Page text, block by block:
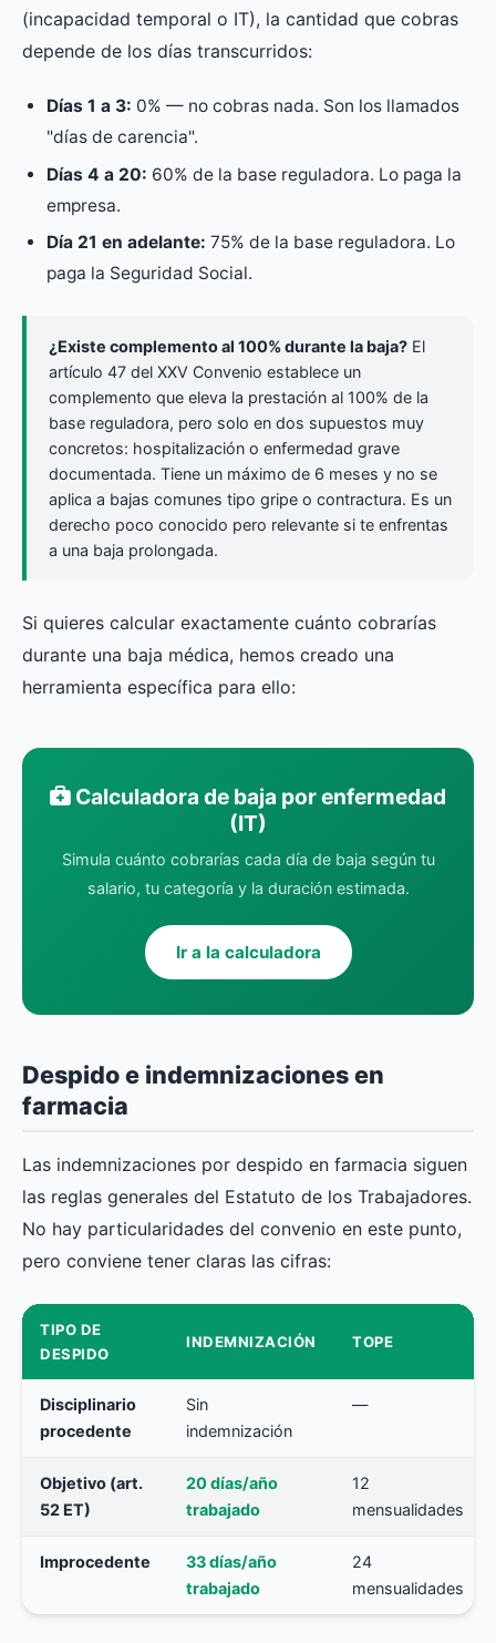
(incapacidad temporal o IT), la cantidad que cobras
depende de los días transcurridos:
Días 1 a 3: 0% — no cobras nada. Son los llamados
"días de carencia".
Días 4 a 20: 60% de la base reguladora. Lo paga la
empresa.
Día 21 en adelante: 75% de la base reguladora. Lo
paga la Seguridad Social.
¿Existe complemento al 100% durante la baja? El
artículo 47 del XXV Convenio establece un
complemento que eleva la prestación al 100% de la
base reguladora, pero solo en dos supuestos muy
concretos: hospitalización o enfermedad grave
documentada. Tiene un máximo de 6 meses y no se
aplica a bajas comunes tipo gripe o contractura. Es un
derecho poco conocido pero relevante si te enfrentas
a una baja prolongada.
Si quieres calcular exactamente cuánto cobrarías
durante una baja médica, hemos creado una
herramienta específica para ello:
Calculadora de baja por enfermedad
(IT)
Simula cuánto cobrarías cada día de baja según tu
salario, tu categoría y la duración estimada.
Ir a la calculadora
Despido e indemnizaciones en
farmacia
Las indemnizaciones por despido en farmacia siguen
las reglas generales del Estatuto de los Trabajadores.
No hay particularidades del convenio en este punto,
pero conviene tener claras las cifras:
TIPO DE
DESPIDO
INDEMNIZACIÓN TOPE
Disciplinario
procedente
Sin
indemnización
—
Objetivo (art.
52 ET)
20 días/año
trabajado
12
mensualidades
Improcedente
33 días/año
trabajado
24
mensualidades